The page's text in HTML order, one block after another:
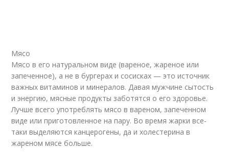
Мясо
Мясо в его натуральном виде (вареное, жареное или
запеченное), а не в бургерах и сосисках — это источник
важных витаминов и минералов. Давая мужчине сытость
и энергию, мясные продукты заботятся о его здоровье.
Лучше всего употреблять мясо в вареном, запеченном
виде или приготовленное на пару. Во время жарки все-
таки выделяются канцерогены, да и холестерина в
жареном мясе больше.